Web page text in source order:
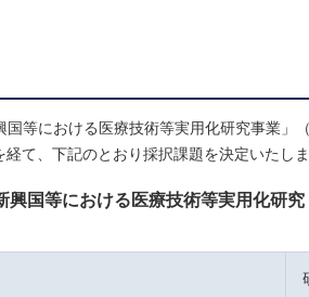
等における医療技術等実用化研究事業」
て、下記のとおり採択課題を決定いたし
国等における医療技術等実用化研究